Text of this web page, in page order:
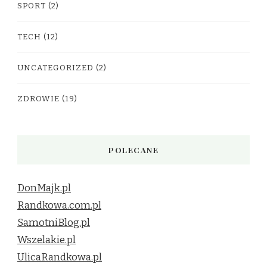
SPORT (2)
TECH (12)
UNCATEGORIZED (2)
ZDROWIE (19)
POLECANE
DonMajk.pl
Randkowa.com.pl
SamotniBlog.pl
Wszelakie.pl
UlicaRandkowa.pl